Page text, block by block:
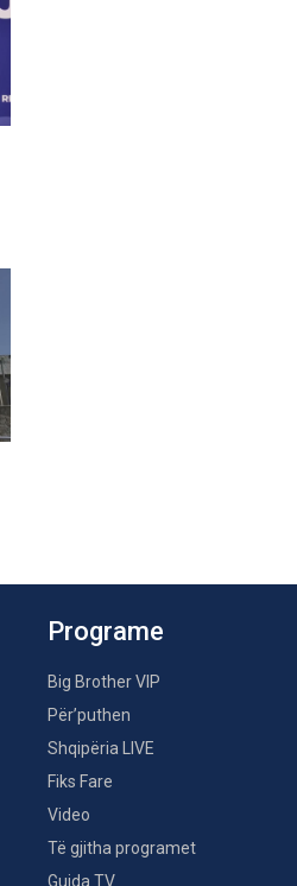
Programe
Big Brother VIP
Për’puthen
Shqipëria LIVE
Fiks Fare
Video
Të gjitha programet
Guida TV